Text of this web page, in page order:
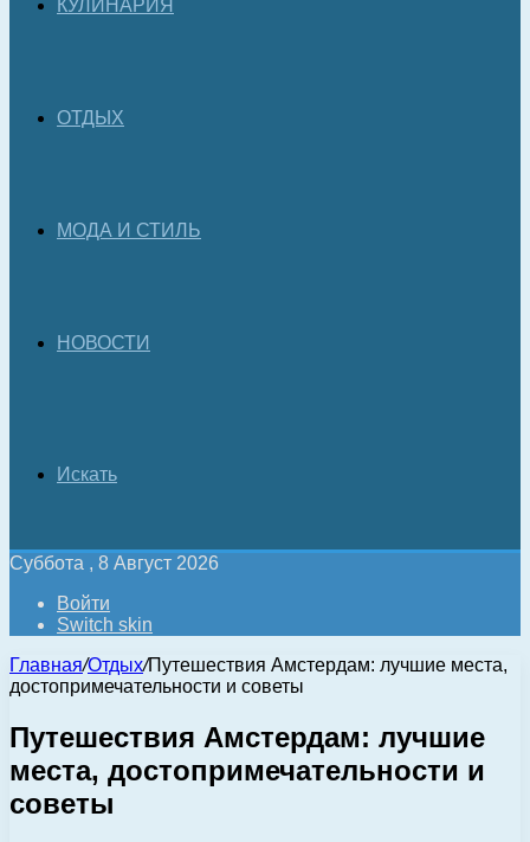
КУЛИНАРИЯ
ОТДЫХ
МОДА И СТИЛЬ
НОВОСТИ
Искать
Суббота , 8 Август 2026
Войти
Switch skin
Главная/Отдых/Путешествия Амстердам: лучшие места,
достопримечательности и советы
Путешествия Амстердам: лучшие
места, достопримечательности и
советы